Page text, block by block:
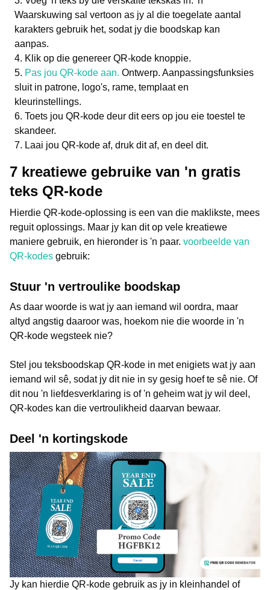
Waarskuwing sal vertoon as jy al die toegelate aantal
karakters gebruik het, sodat jy die boodskap kan
aanpas.
Klik op die genereer QR-kode knoppie.
Pas jou QR-kode aan. Ontwerp. Aanpassingsfunksies
sluit in patrone, logo's, rame, templaat en
kleurinstellings.
Toets jou QR-kode deur dit eers op jou eie toestel te
skandeer.
Laai jou QR-kode af, druk dit af, en deel dit.
7 kreatiewe gebruike van 'n gratis
teks QR-kode
Hierdie QR-kode-oplossing is een van die maklikste, mees
reguit oplossings. Maar jy kan dit op vele kreatiewe
maniere gebruik, en hieronder is 'n paar. voorbeelde van
QR-kodes gebruik:
Stuur 'n vertroulike boodskap
As daar woorde is wat jy aan iemand wil oordra, maar
altyd angstig daaroor was, hoekom nie die woorde in 'n
QR-kode wegsteek nie?
Stel jou teksboodskap QR-kode in met enigiets wat jy aan
iemand wil sê, sodat jy dit nie in sy gesig hoef te sê nie. Of
dit nou 'n liefdesverklaring is of 'n geheim wat jy wil deel,
QR-kodes kan die vertroulikheid daarvan bewaar.
Deel 'n kortingskode
Jy kan hierdie QR-kode gebruik as jy in kleinhandel of